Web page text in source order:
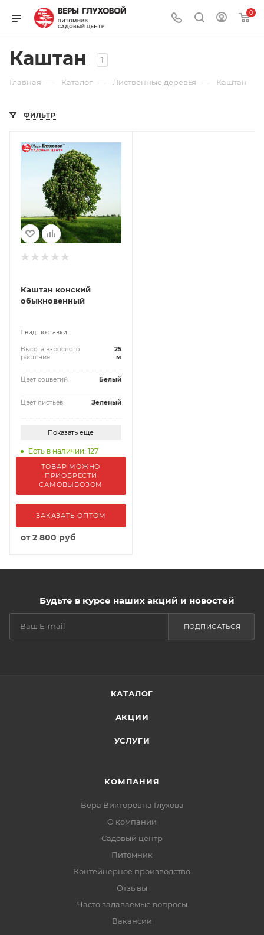
0
Каштан 1
Главная — Каталог — Лиственные деревья — Каштан
ФИЛЬТР
Каштан конский
обыкновенный
1 вид поставки
Высота взрослого
растения
25
м
Цвет соцветий Белый
Цвет листьев Зеленый
Показать еще
Есть в наличии: 127
ТОВАР МОЖНО
ПРИОБРЕСТИ
САМОВЫВОЗОМ
ЗАКАЗАТЬ ОПТОМ
от2 800 руб
Будьте в курсе наших акций и новостей
ПОДПИСАТЬСЯ
КАТАЛОГ
АКЦИИ
УСЛУГИ
КОМПАНИЯ
Вера Викторовна Глухова
О компании
Садовый центр
Питомник
Контейнерное производство
Отзывы
Часто задаваемые вопросы
Вакансии